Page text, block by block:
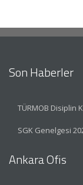
Son Haberler
TÜRMOB Disiplin
SGK Genelgesi
Ankara Ofis